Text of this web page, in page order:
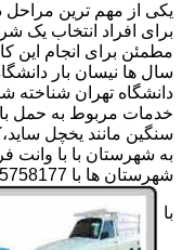
یکی از مهم ترین
برای افراد انتخاب یک
مطمئن برای انجام این
سال ها نیسان بار
دانشگاه تهران شناخته
خدمات مربوط به حمل
سنگین مانند یخچل
به شهرستان با با وانت
شهرستان ها با 09125758177 آقای اقبال حسنی تماس بگیرید..
با